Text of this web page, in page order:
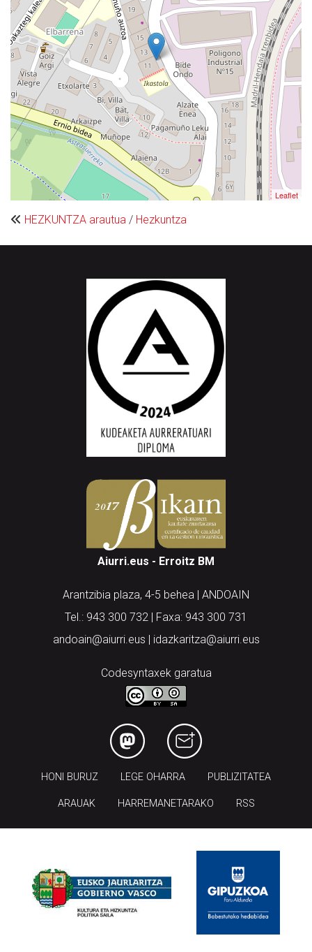
Leaflet
HEZKUNTZA arautua / Hezkuntza
Aiurri.eus - Erroitz BM
Arantzibia plaza, 4-5 behea | ANDOAIN
Tel.: 943 300 732 | Faxa: 943 300 731
andoain@aiurri.eus | idazkaritza@aiurri.eus
Codesyntaxek garatua
HONI BURUZ LEGE OHARRA PUBLIZITATEA
ARAUAK HARREMANETARAKO RSS